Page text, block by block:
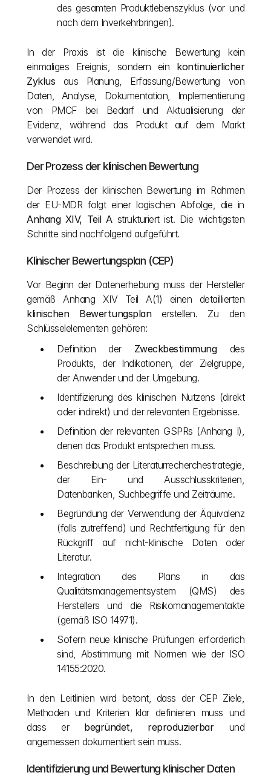
des gesamten Produktlebenszyklus (vor und
nach dem Inverkehrbringen).
In der Praxis ist die klinische Bewertung kein
einmaliges Ereignis, sondern ein kontinuierlicher
Zyklus aus Planung, Erfassung/Bewertung von
Daten, Analyse, Dokumentation, Implementierung
von PMCF bei Bedarf und Aktualisierung der
Evidenz, während das Produkt auf dem Markt
verwendet wird.
Der Prozess der klinischen Bewertung
Der Prozess der klinischen Bewertung im Rahmen
Anhang XIV, Teil A strukturiert ist. Die wichtigsten
Schritte sind nachfolgend aufgeführt.
Klinischer Bewertungsplan (CEP)
Vor Beginn der Datenerhebung muss der Hersteller
klinischen Bewertungsplan erstellen. Zu den
Schlüsselelementen gehören:
Definition der Zweckbestimmung des
Produkts, der Indikationen, der Zielgruppe,
der Anwender und der Umgebung.
Identifizierung des klinischen Nutzens (direkt
oder indirekt) und der relevanten Ergebnisse.
Definition der relevanten GSPRs (Anhang I),
denen das Produkt entsprechen muss.
Beschreibung der Literaturrecherchestrategie,
der Ein- und Ausschlusskriterien,
Datenbanken, Suchbegriffe und Zeiträume.
Begründung der Verwendung der Äquivalenz
(falls zutreffend) und Rechtfertigung für den
Rückgriff auf nicht-klinische Daten oder
Literatur.
Integration des Plans in das
Qualitätsmanagementsystem (QMS) des
Herstellers und die Risikomanagementakte
(gemäß ISO 14971).
Sofern neue klinische Prüfungen erforderlich
sind, Abstimmung mit Normen wie der ISO
14155:2020.
In den Leitlinien wird betont, dass der CEP Ziele,
Methoden und Kriterien klar definieren muss und
dass er begründet, reproduzierbar und
angemessen dokumentiert sein muss.
Identifizierung und Bewertung klinischer Daten